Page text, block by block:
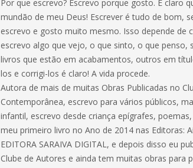
Por que escrevo? Escrevo porque gosto. É claro
mundão de meu Deus! Escrever é tudo de bom,
escrevo e gosto muito mesmo. Isso depende de
escrevo algo que vejo, o que sinto, o que
livros que estão em acabamentos, outros em
los e corrigi-los é claro! A vida procede.
Autora de mais de muitas Obras Publicadas no
Contemporânea, escrevo para vários públicos,
infantil, escrevo desde criança epígrafes,
meu primeiro livro no Ano de 2014 nas Editoras:
EDITORA SARAIVA DIGITAL, e depois disso eu
Clube de Autores e ainda tem muitas obras para